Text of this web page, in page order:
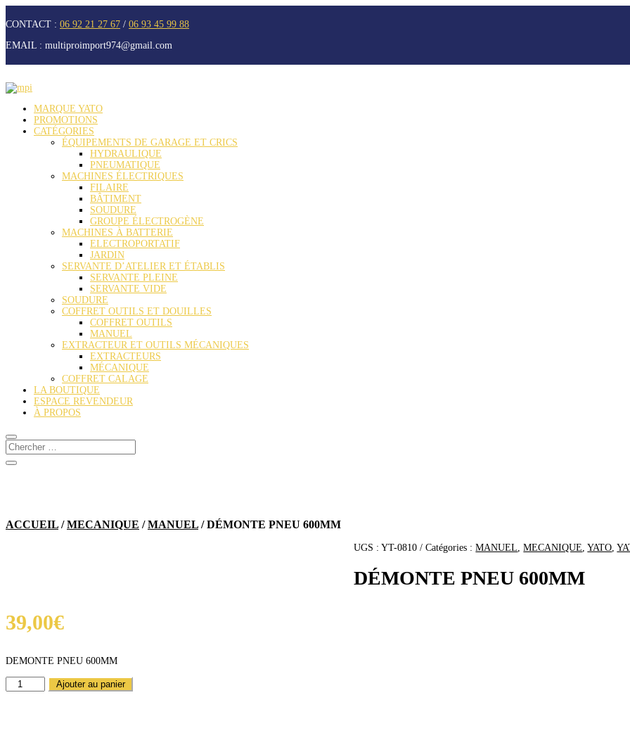
CONTACT : 06 92 21 27 67 / 06 93 45 99 88
EMAIL : multiproimport974@gmail.com
MARQUE YATO
PROMOTIONS
CATÉGORIES
ÉQUIPEMENTS DE GARAGE ET CRICS
HYDRAULIQUE
PNEUMATIQUE
MACHINES ÉLECTRIQUES
FILAIRE
BÂTIMENT
SOUDURE
GROUPE ÉLECTROGÈNE
MACHINES À BATTERIE
ELECTROPORTATIF
JARDIN
SERVANTE D’ATELIER ET ÉTABLIS
SERVANTE PLEINE
SERVANTE VIDE
SOUDURE
COFFRET OUTILS ET DOUILLES
COFFRET OUTILS
MANUEL
EXTRACTEUR ET OUTILS MÉCANIQUES
EXTRACTEURS
MÉCANIQUE
COFFRET CALAGE
LA BOUTIQUE
ESPACE REVENDEUR
À PROPOS
ACCUEIL /MECANIQUE /MANUEL / DÉMONTE PNEU 600MM
UGS :YT-0810 Catégories :MANUEL,MECANIQUE,YATO,
DÉMONTE PNEU 600MM
39,00€
DEMONTE PNEU 600MM
QUANTITÉ
DE
Ajouter au panier